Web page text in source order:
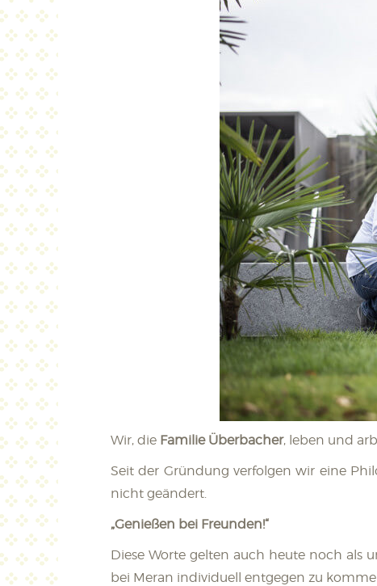
Wir, die Familie Überbacher, leben und
Seit der Gründung verfolgen wir eine
nicht geändert.
„Genießen bei Freunden!“
Diese Worte gelten auch heute noch als
bei Meran individuell entgegen zu